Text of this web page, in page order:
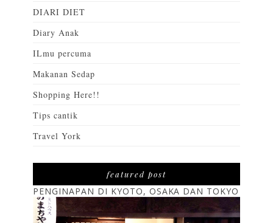
DIARI DIET
Diary Anak
ILmu percuma
Makanan Sedap
Shopping Here!!
Tips cantik
Travel York
featured post
PENGINAPAN DI KYOTO, OSAKA DAN TOKYO